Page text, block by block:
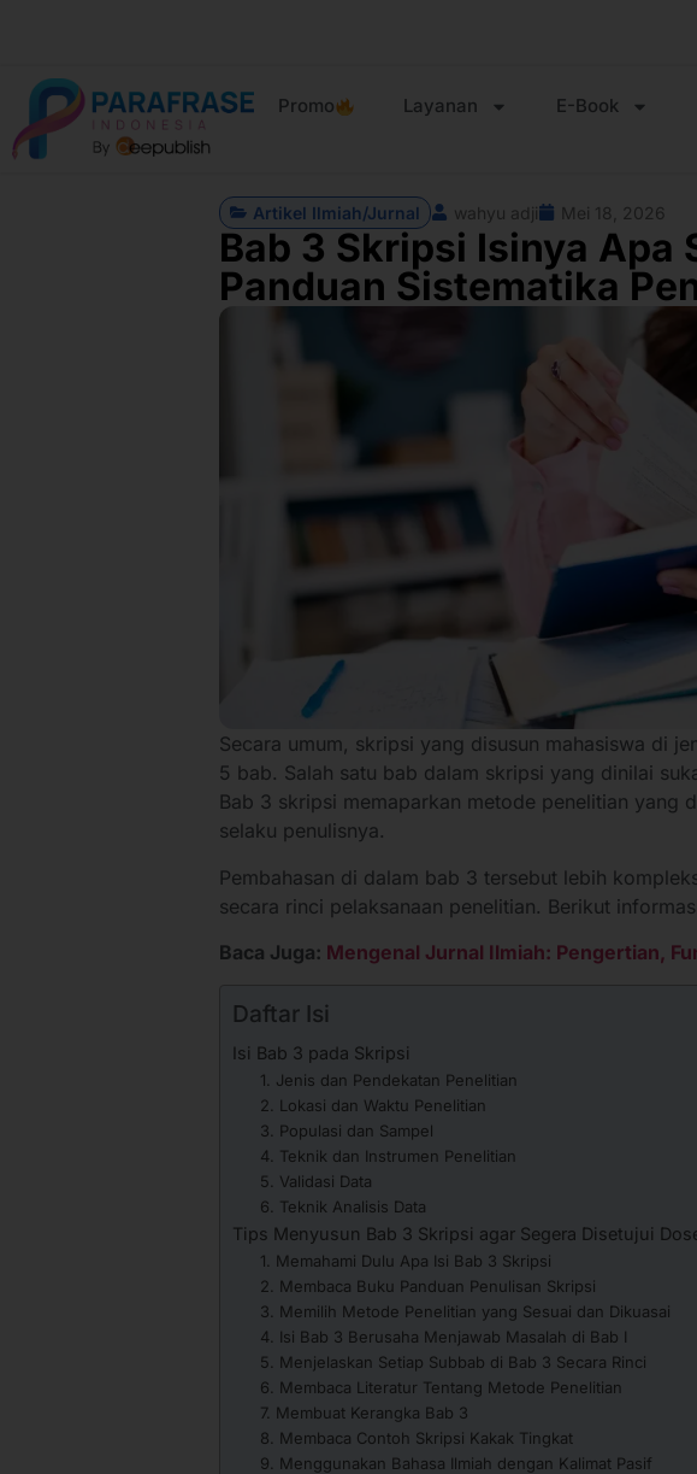
Promo Layanan E-Book
Artikel Ilmiah/Jurnal wahyu adji Mei 18, 2026
Bab 3 Skripsi Isinya Apa
Panduan Sistematika
Secara umum, skripsi yang disusun mahasiswa di
5 bab. Salah satu bab dalam skripsi yang dinilai
Bab 3 skripsi memaparkan metode penelitian yang
selaku penulisnya.
Pembahasan di dalam bab 3 tersebut lebih
secara rinci pelaksanaan penelitian. Berikut
Baca Juga: Mengenal Jurnal Ilmiah: Pengertian,
Daftar Isi
Isi Bab 3 pada Skripsi
1. Jenis dan Pendekatan Penelitian
2. Lokasi dan Waktu Penelitian
3. Populasi dan Sampel
4. Teknik dan Instrumen Penelitian
5. Validasi Data
6. Teknik Analisis Data
Tips Menyusun Bab 3 Skripsi agar Segera Disetujui
1. Memahami Dulu Apa Isi Bab 3 Skripsi
2. Membaca Buku Panduan Penulisan Skripsi
3. Memilih Metode Penelitian yang Sesuai dan Dikuasai
4. Isi Bab 3 Berusaha Menjawab Masalah di Bab I
5. Menjelaskan Setiap Subbab di Bab 3 Secara Rinci
6. Membaca Literatur Tentang Metode Penelitian
7. Membuat Kerangka Bab 3
8. Membaca Contoh Skripsi Kakak Tingkat
9. Menggunakan Bahasa Ilmiah dengan Kalimat Pasif